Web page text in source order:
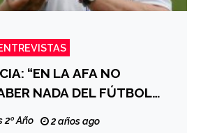
“EN LA AFA NO
NADA DEL FÚTBOL
LES GUSTABA”
2º Año 2 años ago